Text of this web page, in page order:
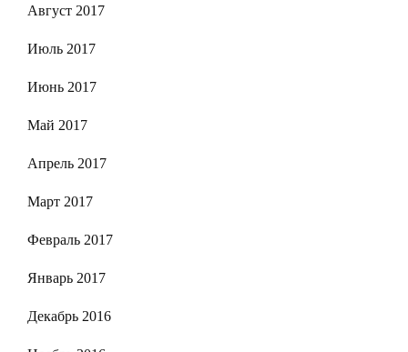
Август 2017
Июль 2017
Июнь 2017
Май 2017
Апрель 2017
Март 2017
Февраль 2017
Январь 2017
Декабрь 2016